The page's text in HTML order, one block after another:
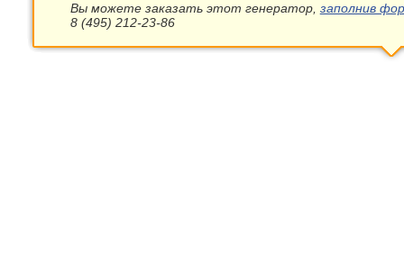
Вы можете заказать этот генератор, заполнив
8 (495) 212-23-86